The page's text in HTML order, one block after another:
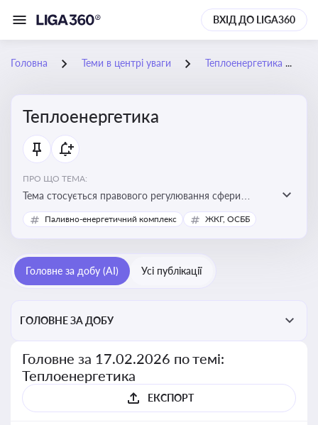
ВХІД ДО LIGA360
Головна Теми в центрі уваги Теплоенергетика
Теплоенергетика
ПРО ЩО ТЕМА:
Тема стосується правового регулювання сфери
теплопостачання в Україні, що є важливою для
енергетичної безпеки, економіки підприємств та
комунальних послуг
Паливно-енергетичний комплекс ЖКГ, ОСББ
Головне за добу (AI) Усі публікації
ГОЛОВНЕ ЗА ДОБУ
Головне за 17.02.2026 по темі:
Теплоенергетика
ЕКСПОРТ